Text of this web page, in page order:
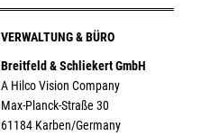
VERWALTUNG & BÜRO
Breitfeld & Schliekert GmbH
A Hilco Vision Company
Max-Planck-Straße 30
61184 Karben/Germany